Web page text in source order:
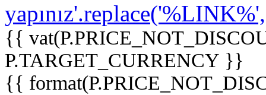
{{
P.TARGET_CURRENCY }}
{{